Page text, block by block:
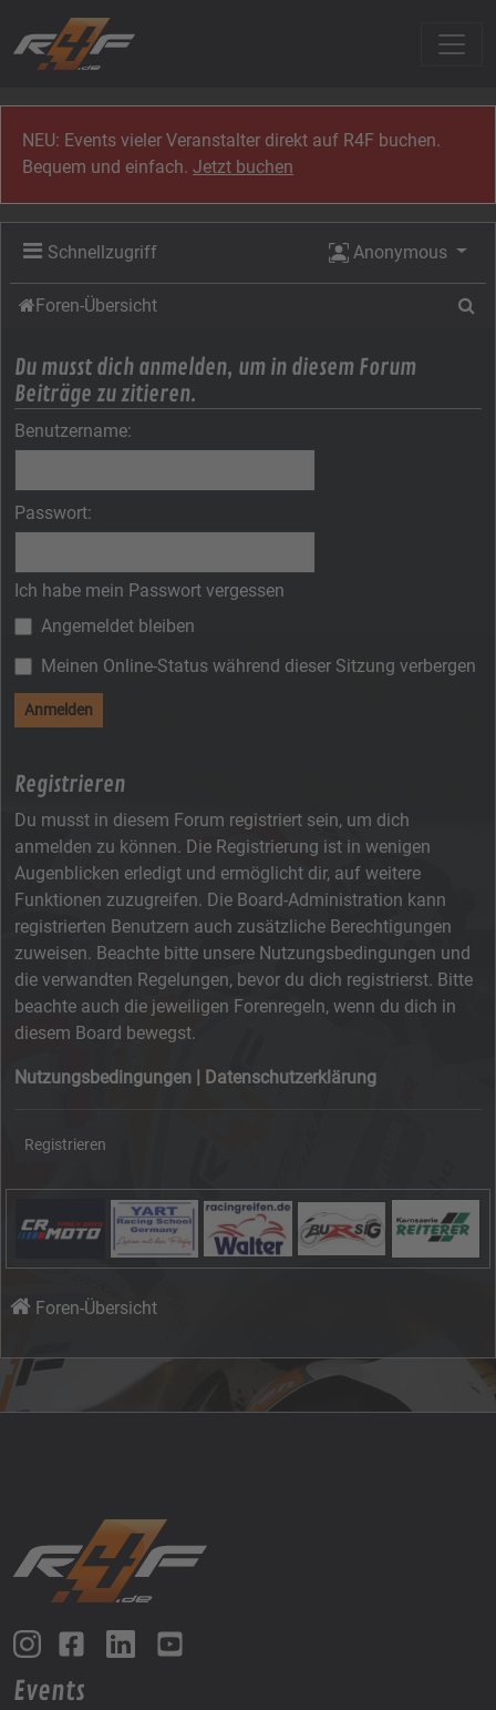
NEU: Events vieler Veranstalter direkt auf R4F buchen.
Bequem und einfach.Jetzt buchen
Schnellzugriff Anonymous
Foren-Übersicht
Du musst dich anmelden, um in diesem Forum
Beiträge zu zitieren.
Benutzername:
Passwort:
Ich habe mein Passwort vergessen
Angemeldet bleiben
Meinen Online-Status während dieser Sitzung verbergen
Registrieren
Du musst in diesem Forum registriert sein, um dich
anmelden zu können. Die Registrierung ist in wenigen
Augenblicken erledigt und ermöglicht dir, auf weitere
Funktionen zuzugreifen. Die Board-Administration kann
registrierten Benutzern auch zusätzliche Berechtigungen
zuweisen. Beachte bitte unsere Nutzungsbedingungen und
die verwandten Regelungen, bevor du dich registrierst. Bitte
beachte auch die jeweiligen Forenregeln, wenn du dich in
diesem Board bewegst.
Nutzungsbedingungen Datenschutzerklärung
Registrieren
Foren-Übersicht
Events